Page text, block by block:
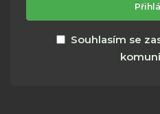
Souhlasím se